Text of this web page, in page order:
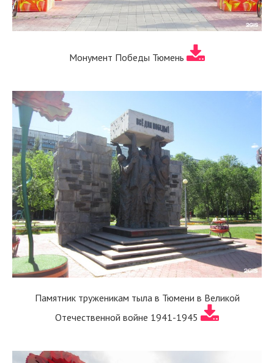
Монумент Победы Тюмень
Памятник труженикам тыла в Тюмени в Великой
Отечественной войне 1941-1945